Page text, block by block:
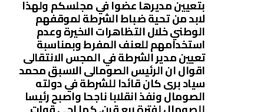
بتعيين مديرها عضوا في مجلسكم ولهذا
لابد من تحية ضباط الشرطة لموقفهم
الوطني خلال التظاهرات الاخيرة وعدم
استخدامهم للعنف المفرط وبمناسبة
تعيين مدير الشرطة في المجس الانتقالى
اقوال ان الرئيس الصومالى الاسبق محمد
سياد برى كان قائدا للشرطة في دولته
الصومال ونفذ انقلابا ناجحا واصبح رئيسا